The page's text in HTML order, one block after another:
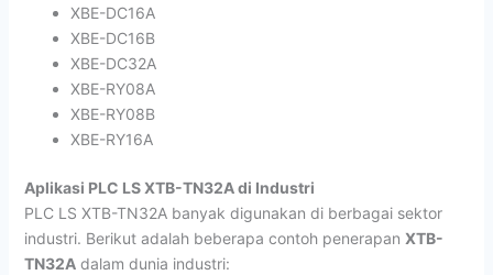
XBE-DC16A
XBE-DC16B
XBE-DC32A
XBE-RY08A
XBE-RY08B
XBE-RY16A
Aplikasi PLC LS XTB-TN32A di Industri
PLC LS XTB-TN32A banyak digunakan di berbagai sektor
industri. Berikut adalah beberapa contoh penerapan XTB-
TN32Adalam dunia industri: